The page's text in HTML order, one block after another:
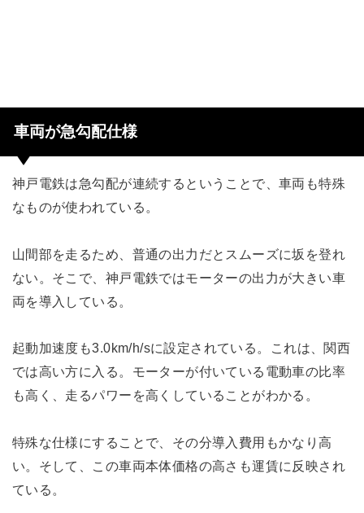
車両が急勾配仕様
神戸電鉄は急勾配が連続するということで、車両も特殊
なものが使われている。
山間部を走るため、普通の出力だとスムーズに坂を登れ
ない。そこで、神戸電鉄ではモーターの出力が大きい車
両を導入している。
起動加速度も3.0km/h/sに設定されている。これは、関西
では高い方に入る。モーターが付いている電動車の比率
も高く、走るパワーを高くしていることがわかる。
特殊な仕様にすることで、その分導入費用もかなり高
い。そして、この車両本体価格の高さも運賃に反映され
ている。